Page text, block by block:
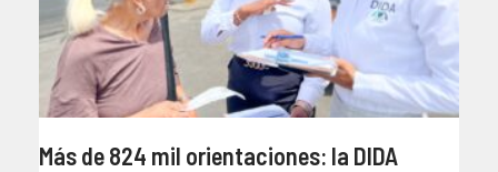
Más de 824 mil orientaciones: la DIDA